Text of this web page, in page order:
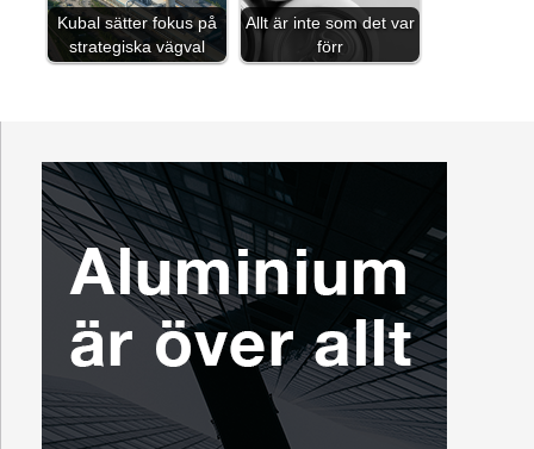
Kubal sätter fokus på
strategiska vägval
Allt är inte som det var
förr